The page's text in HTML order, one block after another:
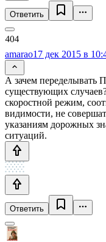
Ответить
amarao17 дек 2015 в
А зачем переделывать
существующих
скоростной режим,
видимости, не
указаниям дорожных
ситуаций.
Ответить